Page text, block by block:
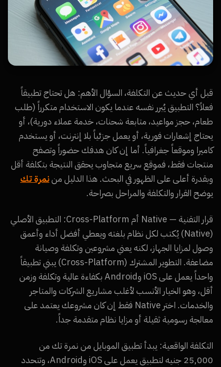
قبل أي حديث عن التكلفة، السؤال الأهم: هل تحتاج تطبيقاً
فعلاً؟ التطبيق يُبرر نفسه عندما يكون الاستخدام متكرراً (طلب
طعام، حجز مواعيد، متابعة شحنات، خدمة عملاء دورية)، أو
يحتاج إشعارات فورية، أو يعمل جزئياً بلا إنترنت، أو يستخدم
كاميرا وموقعاً جغرافياً. أما إن كان هدفك حضوراً وتصفح
منتجات فقط، فموقع سريع متجاوب يحقق النتيجة بتكلفة أقل
وبقدرة أعلى على الظهور في البحث. هذا الدليل مننمرة تك
يوضح القرار والتكلفة والمراحل بصراحة.
قرار التقنية — Native أم Cross-Platform: التطبيق الأصلي
(Native) يُكتب لكل نظام بلغته ويعطي أفضل أداء وأعمق
وصول لمزايا الجهاز، لكنه يعني مشروعين وتكلفة وصيانة
مضاعفة. التطوير المشترك (Cross-Platform) يبني تطبيقاً
واحداً يعمل على iOS وAndroid بكفاءة عالية وتكلفة وزمن
أقل، وهو الخيار الأنسب لأغلب مشاريع الشركات والمتاجر
والخدمات. اختر Native فقط إن كان مشروعك يعتمد على
معالجة رسومية ثقيلة أو مزايا نظام متقدمة جداً.
التكلفة الواقعية: يبدأ تطبيق الموبايل من نمرة تك من
25,000 جنيه لتطبيق يعمل على iOS وAndroid، وتتحدد